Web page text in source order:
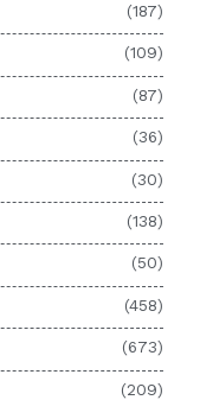
(187)
(109)
(87)
(36)
(30)
(138)
(50)
(458)
(673)
(209)